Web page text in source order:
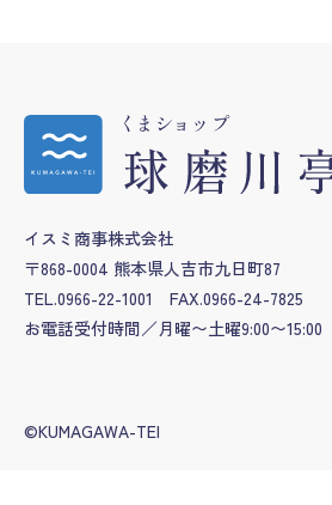
イスミ商事株式会社
〒868-0004 熊本県人吉市九日町87
TEL.0966-22-1001
FAX.0966-24-7825
お電話受付時間／月曜〜土曜9:00〜15:00
©KUMAGAWA-TEI